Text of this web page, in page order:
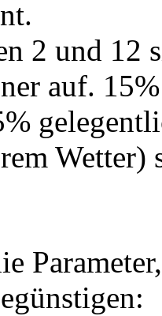
2 und 12
auf.
Wetter)